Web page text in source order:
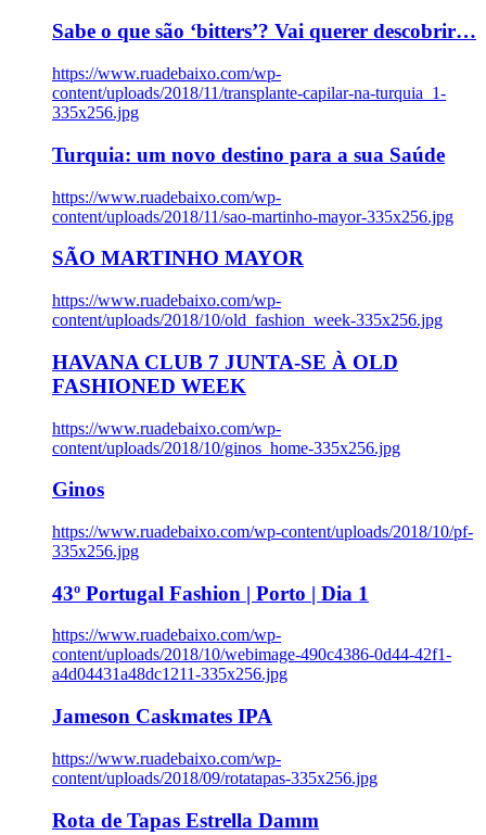
Sabe o que são ‘bitters’? Vai querer descobrir…
https://www.ruadebaixo.com/wp-
content/uploads/2018/11/transplante-capilar-na-turquia_1-
335x256.jpg
Turquia: um novo destino para a sua Saúde
https://www.ruadebaixo.com/wp-
content/uploads/2018/11/sao-martinho-mayor-335x256.jpg
SÃO MARTINHO MAYOR
https://www.ruadebaixo.com/wp-
content/uploads/2018/10/old_fashion_week-335x256.jpg
HAVANA CLUB 7 JUNTA-SE À OLD
FASHIONED WEEK
https://www.ruadebaixo.com/wp-
content/uploads/2018/10/ginos_home-335x256.jpg
Ginos
https://www.ruadebaixo.com/wp-content/uploads/2018/10/pf-
335x256.jpg
43º Portugal Fashion | Porto | Dia 1
https://www.ruadebaixo.com/wp-
content/uploads/2018/10/webimage-490c4386-0d44-42f1-
a4d04431a48dc1211-335x256.jpg
Jameson Caskmates IPA
https://www.ruadebaixo.com/wp-
content/uploads/2018/09/rotatapas-335x256.jpg
Rota de Tapas Estrella Damm